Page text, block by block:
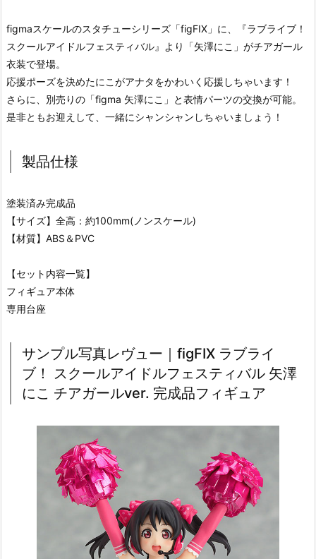
figmaスケールのスタチューシリーズ「figFIX」に、『ラブライブ！
スクールアイドルフェスティバル』より「矢澤にこ」がチアガール
衣装で登場。
応援ポーズを決めたにこがアナタをかわいく応援しちゃいます！
さらに、別売りの「figma 矢澤にこ」と表情パーツの交換が可能。
是非ともお迎えして、一緒にシャンシャンしちゃいましょう！
製品仕様
塗装済み完成品
【サイズ】全高：約100mm(ノンスケール)
【材質】ABS＆PVC
【セット内容一覧】
フィギュア本体
専用台座
サンプル写真レヴュー｜figFIX ラブライ
ブ！ スクールアイドルフェスティバル 矢澤
にこ チアガールver. 完成品フィギュア